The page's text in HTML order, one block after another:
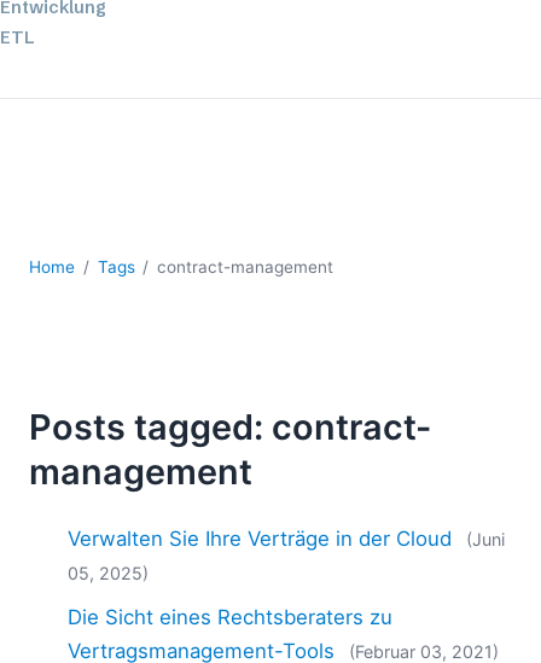
Entwicklung
ETL
Low-Code- und No-Code-Entwicklung
2026
2025
2024
2022
2021
2020
2019
Home Tags contract-management
Posts tagged: contract-
management
Verwalten Sie Ihre Verträge in der Cloud
(Juni
05, 2025)
Die Sicht eines Rechtsberaters zu
Vertragsmanagement-Tools
(Februar 03, 2021)